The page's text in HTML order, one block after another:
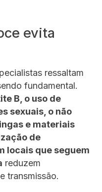
evita
ressaltam
fundamental.
B, o uso de
sexuais, o não
e materiais
de
locais que seguem
reduzem
transmissão.